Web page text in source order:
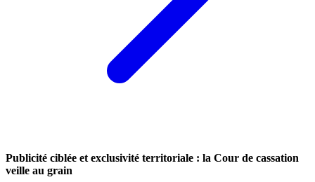
Publicité ciblée et exclusivité territoriale : la Cour de cassation
veille au grain